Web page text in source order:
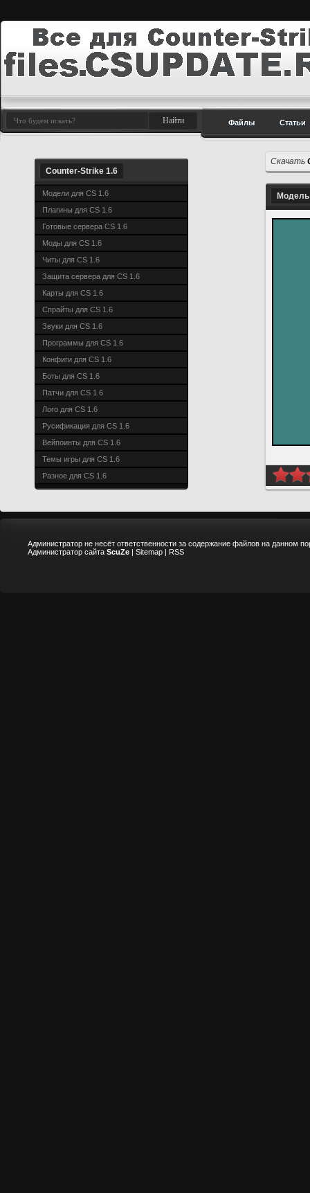
Файлы Статьи
Counter-Strike 1.6
Модели для CS 1.6
Плагины для CS 1.6
Готовые сервера CS 1.6
Моды для CS 1.6
Читы для CS 1.6
Защита сервера для CS 1.6
Карты для CS 1.6
Спрайты для CS 1.6
Звуки для CS 1.6
Программы для CS 1.6
Конфиги для CS 1.6
Боты для CS 1.6
Патчи для CS 1.6
Лого для CS 1.6
Русификация для CS 1.6
Вейпоинты для CS 1.6
Темы игры для CS 1.6
Разное для CS 1.6
Скачать
Модель
Администратор не несёт ответственности за содержание файлов на данном
Администратор сайта ScuZe | Sitemap | RSS